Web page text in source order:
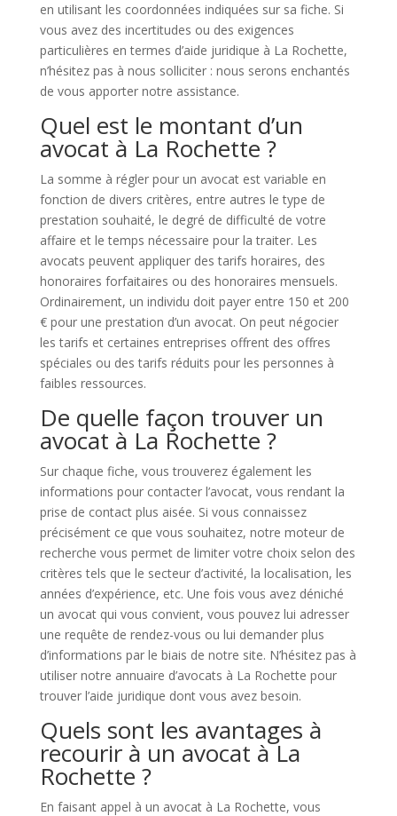
en utilisant les coordonnées indiquées sur sa fiche. Si
vous avez des incertitudes ou des exigences
particulières en termes d’aide juridique à La Rochette,
n’hésitez pas à nous solliciter : nous serons enchantés
de vous apporter notre assistance.
Quel est le montant d’un
avocat à La Rochette ?
La somme à régler pour un avocat est variable en
fonction de divers critères, entre autres le type de
prestation souhaité, le degré de difficulté de votre
affaire et le temps nécessaire pour la traiter. Les
avocats peuvent appliquer des tarifs horaires, des
honoraires forfaitaires ou des honoraires mensuels.
Ordinairement, un individu doit payer entre 150 et 200
€ pour une prestation d’un avocat. On peut négocier
les tarifs et certaines entreprises offrent des offres
spéciales ou des tarifs réduits pour les personnes à
faibles ressources.
De quelle façon trouver un
avocat à La Rochette ?
Sur chaque fiche, vous trouverez également les
informations pour contacter l’avocat, vous rendant la
prise de contact plus aisée. Si vous connaissez
précisément ce que vous souhaitez, notre moteur de
recherche vous permet de limiter votre choix selon des
critères tels que le secteur d’activité, la localisation, les
années d’expérience, etc. Une fois vous avez déniché
un avocat qui vous convient, vous pouvez lui adresser
une requête de rendez-vous ou lui demander plus
d’informations par le biais de notre site. N’hésitez pas à
utiliser notre annuaire d’avocats à La Rochette pour
trouver l’aide juridique dont vous avez besoin.
Quels sont les avantages à
recourir à un avocat à La
Rochette ?
En faisant appel à un avocat à La Rochette, vous